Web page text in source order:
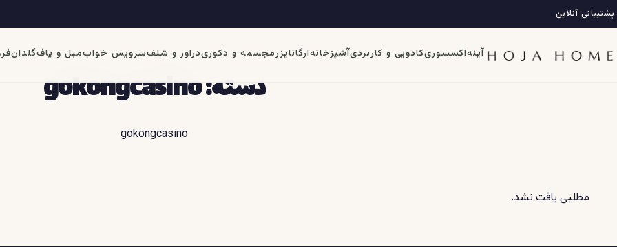
رفتن
به
محتوا
آنلاین
آینهاکسسوریکادویی و کاربردیآشپزخانهارگانایزرمجسمه و دکوریدراور و شلفسرویس خوابمبل و پافگلدان
دسته:gokongcasino
gokongcasino
مطلبی یافت نشد.